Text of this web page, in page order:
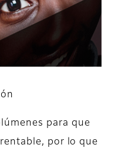
para que
por lo que